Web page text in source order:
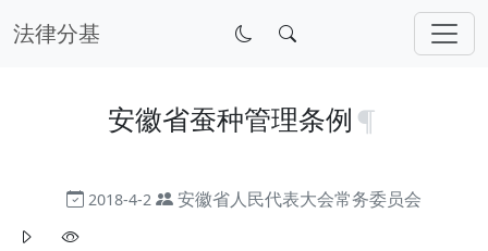
法律分基
安徽省蚕种管理条例
2018-4-2 安徽省人民代表大会常务委员会